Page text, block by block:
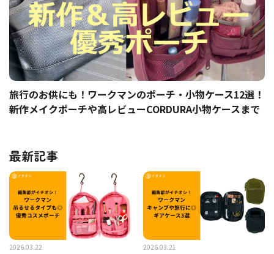
旅行のお供にも！ワークマンのポーチ・小物ケース12選！
新作メイクポーチや高レビューCORDURA小物ケースまで
最新記事
2026.03.22 2026.03.21